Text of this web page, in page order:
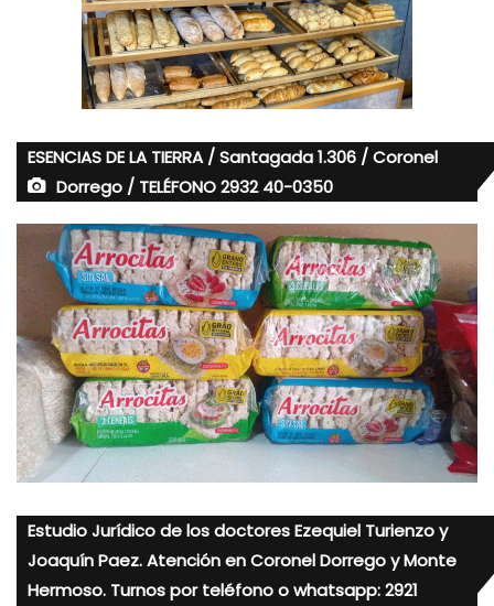
ESENCIAS DE LA TIERRA / Santagada 1.306 / Coronel
Dorrego / TELÉFONO 2932 40-0350
Estudio Jurídico de los doctores Ezequiel Turienzo y
Joaquín Paez. Atención en Coronel Dorrego y Monte
Hermoso. Turnos por teléfono o whatsapp: 2921